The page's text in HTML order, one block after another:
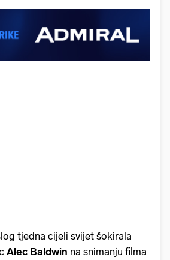
tjedna cijeli svijet šokirala
Alec Baldwin na snimanju filma